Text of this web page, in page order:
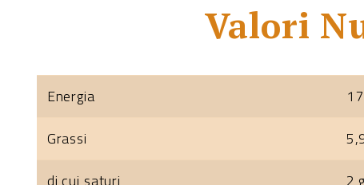
Valori
Energia
Grassi
di cui saturi
2